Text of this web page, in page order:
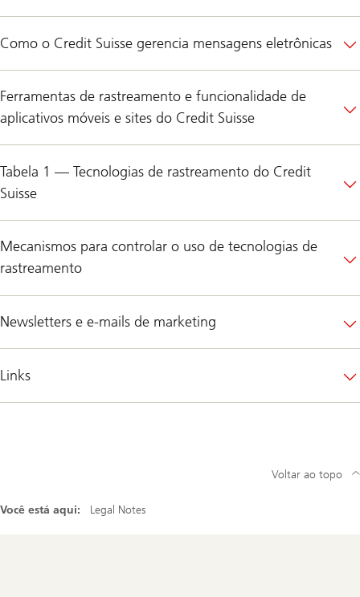
Como o Credit Suisse gerencia mensagens eletrônicas
Ferramentas de rastreamento e funcionalidade de
aplicativos móveis e sites do Credit Suisse
Tabela 1 — Tecnologias de rastreamento do Credit
Suisse
Mecanismos para controlar o uso de tecnologias de
rastreamento
Newsletters e e-mails de marketing
Links
Você está aqui: Legal Notes
Voltar ao topo